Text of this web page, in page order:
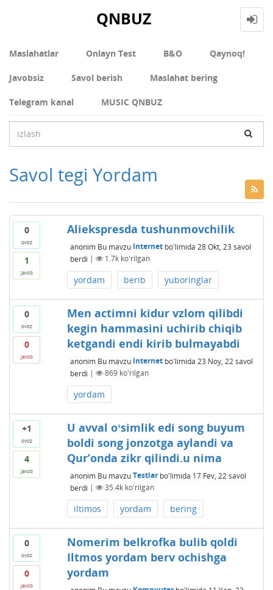
QNBUZ
Maslahatlar Onlayn Test В&О Qaynoq!
Javobsiz Savol berish Maslahat bering
Telegram kanal MUSIC QNBUZ
Savol tegi Yordam
0
ovoz
1
javob
Aliekspresda tushunmovchilik
anonim Bu mavzu Internetbo'limida 28 Okt, 23 savol
berdi | 1.7kko'rilgan
yordam berib yuboringlar
0
ovoz
0
javob
Men actimni kidur vzlom qilibdi
kegin hammasini uchirib chiqib
ketgandi endi kirib bulmayabdi
anonim Bu mavzu Internetbo'limida 23 Noy, 22 savol
berdi | 869ko'rilgan
yordam
+1
ovoz
4
javob
U avval oʻsimlik edi song buyum
boldi song jonzotga aylandi va
Qurʼonda zikr qilindi.u nima
anonim Bu mavzuTestlarbo'limida 17 Fev, 22 savol
berdi | 35.4kko'rilgan
iltimos yordam bering
0
ovoz
0
javob
Nomerim belkrofka bulib qoldi
Iltmos yordam berv ochishga
yordam